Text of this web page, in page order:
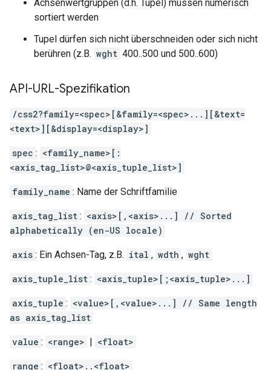
Achsenwertgruppen (d.h. Tupel) müssen numerisch
sortiert werden
Tupel dürfen sich nicht überschneiden oder sich nicht
berühren (z.B. wght 400..500 und 500..600)
API-URL-Spezifikation
/css2?family=<spec>[&family=<spec>...][&text=
<text>][&display=<display>]
spec : <family_name>[:
<axis_tag_list>@<axis_tuple_list>]
family_name : Name der Schriftfamilie
axis_tag_list : <axis>[,<axis>...] // Sorted
alphabetically (en-US locale)
axis : Ein Achsen-Tag, z.B. ital , wdth , wght
axis_tuple_list : <axis_tuple>[;<axis_tuple>...]
axis_tuple : <value>[,<value>...] // Same length
as axis_tag_list
value : <range> | <float>
range : <float>..<float>